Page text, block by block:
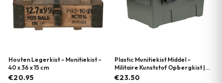
Houten Legerkist – Munitiekist –
40 x 36 x 15 cm
€20.95
Plastic Munitiekist Middel –
Militaire Kunststof Opbergkist |
Fosco Industries | Meerdere
€23.50